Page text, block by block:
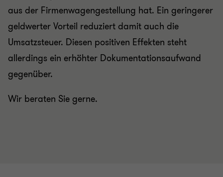
aus der Firmenwagengestellung hat. Ein geringerer
geldwerter Vorteil reduziert damit auch die
Umsatzsteuer. Diesen positiven Effekten steht
allerdings ein erhöhter Dokumentationsaufwand
gegenüber.
Wir beraten Sie gerne.